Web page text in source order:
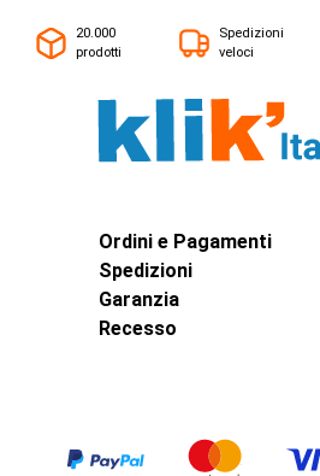
20.000
prodotti
Spedizioni
veloci
Ordini e Pagamenti
Spedizioni
Garanzia
Recesso